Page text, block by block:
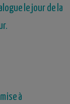
le jour de la
à